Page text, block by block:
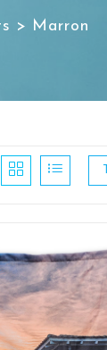
> Marron